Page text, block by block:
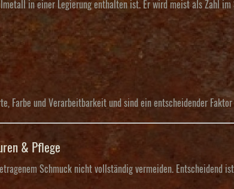
in einer Legierung enthalten ist. Er wird meist als Zahl
Farbe und Verarbeitbarkeit und sind ein entscheidender
& Pflege
Schmuck nicht vollständig vermeiden. Entscheidend